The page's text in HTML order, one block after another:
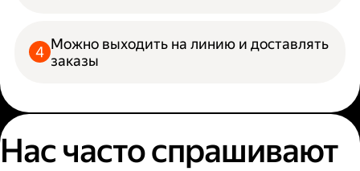
Можно выходить на линию и доставлять
заказы
Нас часто спрашивают